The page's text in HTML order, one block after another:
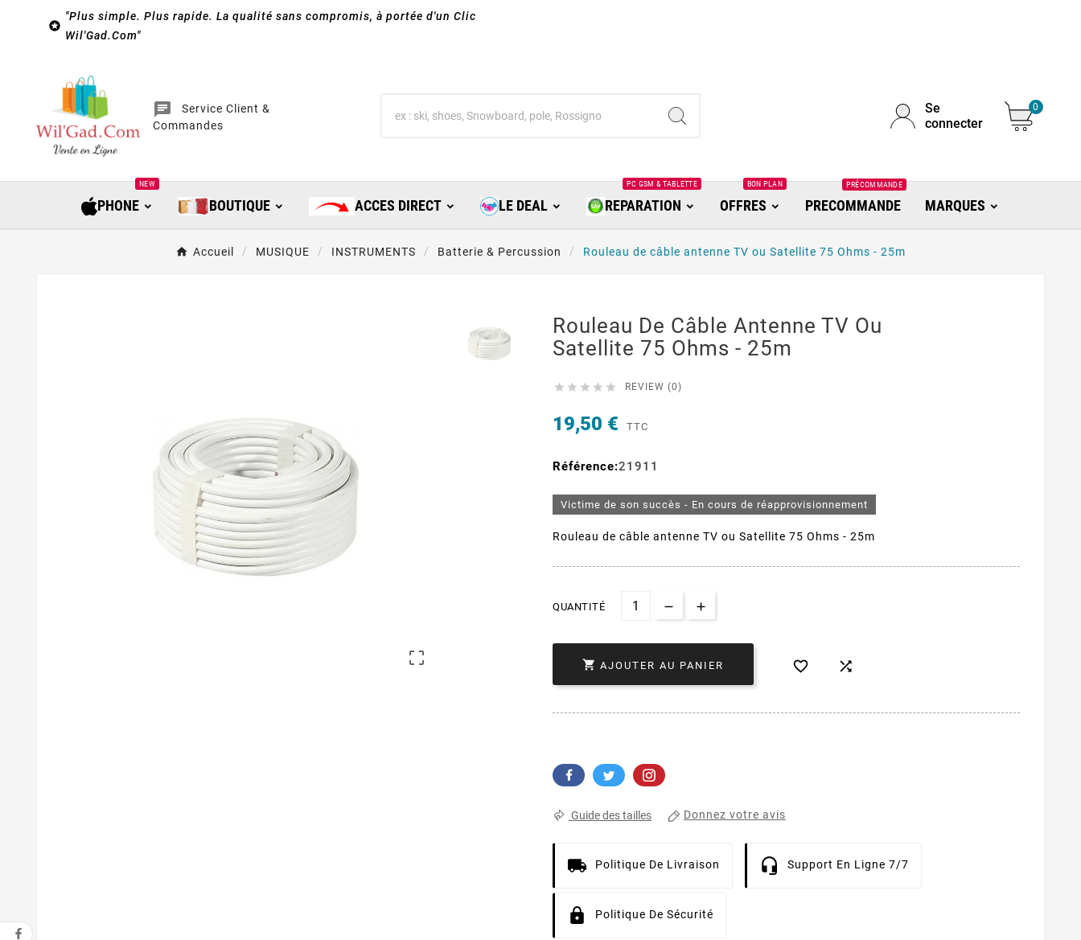

"Plus simple. Plus rapide. La qualité sans compromis, à portée d'un Clic
Wil'Gad.Com"
chat
Service Client &
Commandes
Se
connecter
0
PHONE
NEW
BOUTIQUE ACCES DIRECT LE DEAL REPARATION
PC GSM & TABLETTE
OFFRES
BON PLAN
PRECOMMANDE
PRÉCOMMANDE
MARQUES
Accueil MUSIQUE INSTRUMENTS Batterie & Percussion Rouleau de câble antenne TV ou Satellite 75 Ohms - 25m

Rouleau De Câble Antenne TV Ou
Satellite 75 Ohms - 25m
     REVIEW (0)
19,50 € TTC
Référence:21911
Victime de son succès - En cours de réapprovisionnement
Rouleau de câble antenne TV ou Satellite 75 Ohms - 25m
QUANTITÉ
 AJOUTER AU PANIER  
Guide des tailles Donnez votre avis
Politique De Livraison Support En Ligne 7/7
Politique De Sécurité